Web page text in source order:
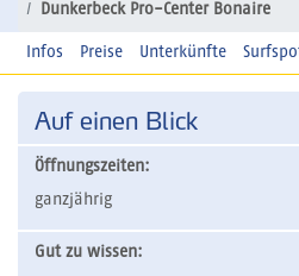
Dunkerbeck Pro-Center Bonaire
Infos Preise Unterkünfte
Auf einen Blick
Öffnungszeiten:
ganzjährig
Gut zu wissen: